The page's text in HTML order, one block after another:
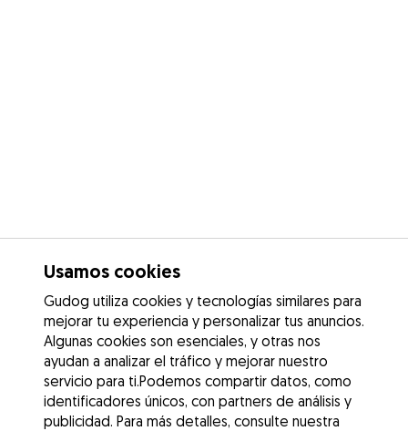
Usamos cookies
Gudog utiliza cookies y tecnologías similares para
mejorar tu experiencia y personalizar tus anuncios.
Algunas cookies son esenciales, y otras nos
ayudan a analizar el tráfico y mejorar nuestro
servicio para ti.Podemos compartir datos, como
identificadores únicos, con partners de análisis y
publicidad. Para más detalles, consulte nuestra